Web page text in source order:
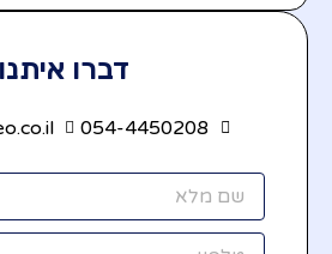
דברו איתנו
054-4450208